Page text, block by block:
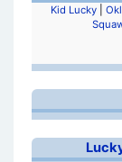
Kid Lucky